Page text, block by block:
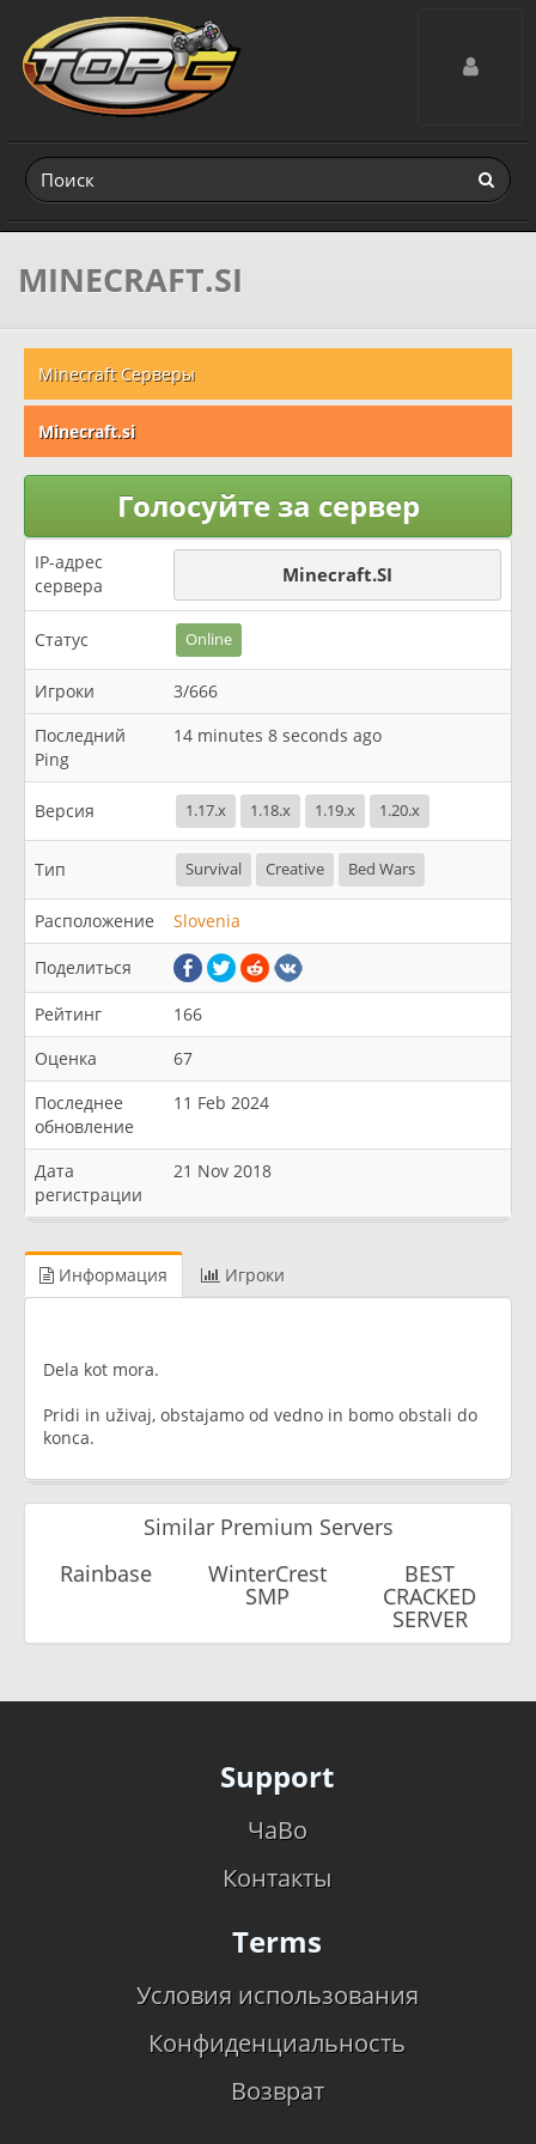
Toggle
MINECRAFT.SI
Minecraft Серверы
Minecraft.si
Голосуйте за сервер
IP-адрес
сервера
Minecraft.SI
Статус Online
Игроки
3/666
Последний
Ping
14 minutes 8 seconds ago
Версия 1.17.x 1.18.x 1.19.x 1.20.x
Тип Survival Creative Bed Wars
Расположение Slovenia
Поделиться
Рейтинг
166
Оценка
67
Последнее
обновление
11 Feb 2024
Дата
регистрации
21 Nov 2018
Информация Игроки
Dela kot mora.
Pridi in uživaj, obstajamo od vedno in bomo obstali do
konca.
Similar Premium Servers
Rainbase
WinterCrest
SMP
BEST
CRACKED
SERVER
Support
ЧаВо
Контакты
Terms
Условия использования
Конфиденциальность
Возврат